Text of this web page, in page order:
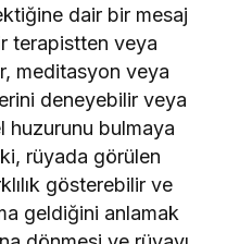
dair bir mesaj
terapistten veya
meditasyon veya
deneyebilir veya
huzurunu bulmaya
ki, rüyada görülen
gösterebilir ve
geldiğini anlamak